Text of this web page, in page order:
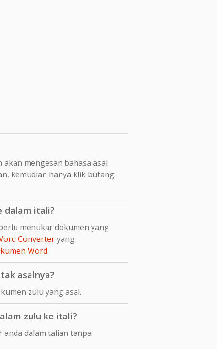
mengesan bahasa asal
kemudian hanya klik butang
dalam itali?
menukar dokumen yang
Converteryang
Word.
asalnya?
zulu yang asal.
zulu ke itali?
anda dalam talian tanpa